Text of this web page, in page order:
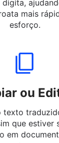
aparece
Ela é
digita,
esforço.
ou
texto